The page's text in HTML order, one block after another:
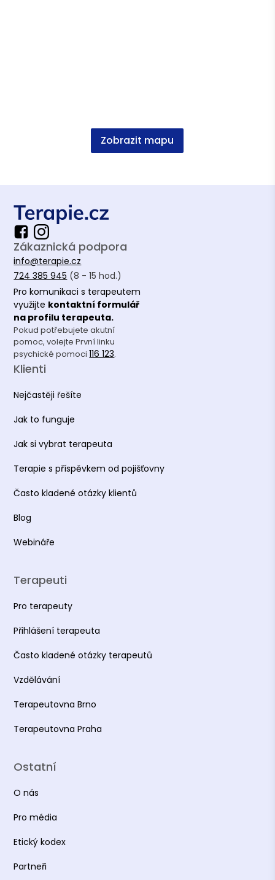
Zobrazit mapu
Zákaznická podpora
info@terapie.cz
724 385 945 (8 - 15 hod.)
Pro komunikaci s terapeutem
využijte kontaktní formulář
na profilu terapeuta.
Pokud potřebujete akutní
pomoc, volejte První linku
psychické pomoci116 123.
Klienti
Nejčastěji řešíte
Jak to funguje
Jak si vybrat terapeuta
Terapie s příspěvkem od pojišťovny
Často kladené otázky klientů
Blog
Webináře
Terapeuti
Pro terapeuty
Přihlášení terapeuta
Často kladené otázky terapeutů
Vzdělávání
Terapeutovna Brno
Terapeutovna Praha
Ostatní
O nás
Pro média
Etický kodex
Partneři